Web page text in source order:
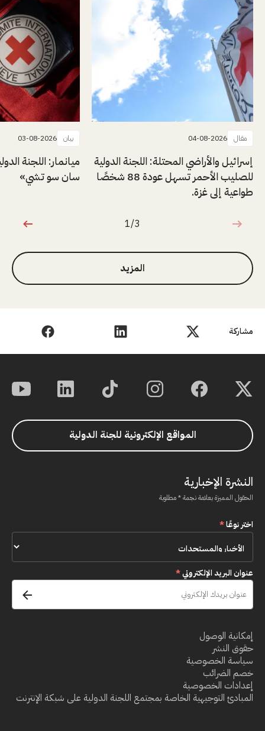
مشاركة
مقال 04-08-2026
إسرائيل والأراضي المحتلة: اللجنة الدولية
للصليب الأحمر تسهل عودة 88 شخصًا
طواعية إلى غزة.
بيان 03-08-2026
ميانمار: اللجنة
سان سو تشي»
1 من 3
1/3
المزيد
المواقع الإلكترونية للجنة الدولية
النشرة الإخبارية
الحقول المميزة بعلامة نجمة * مطلوبة
اختر نوعًا*
عنوان البريد الإلكتروني*
إمكانية الوصول
حقوق النشر
سياسة الخصوصية
خصم الضرائب
إعدادات الخصوصية
المبادئ التوجيهية الخاصة بمجتمع اللجنة الدولية على شبكة الإنترنت